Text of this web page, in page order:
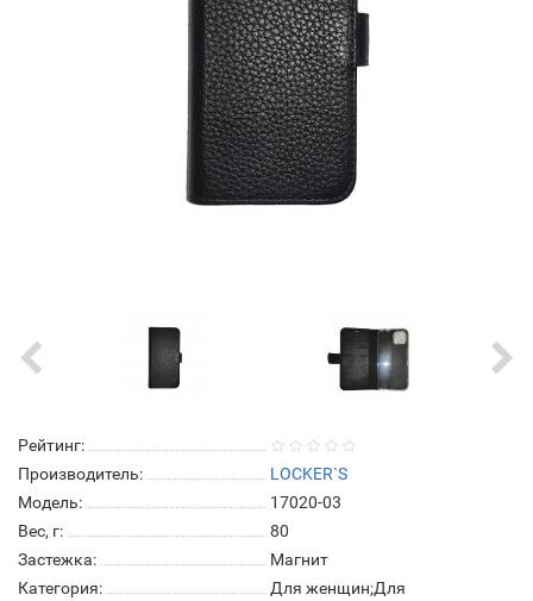
Рейтинг:
Производитель:
LOCKER`S
Модель:
17020-03
Вес, г:
80
Застежка:
Магнит
Категория:
Для женщин;Для